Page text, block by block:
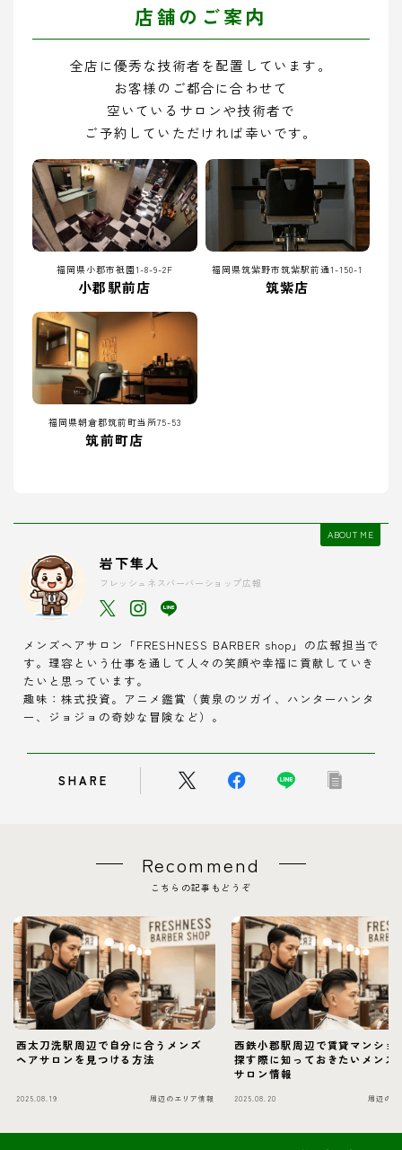
店舗のご案内
全店に優秀な技術者を配置しています。
お客様のご都合に合わせて
空いているサロンや技術者で
ご予約していただければ幸いです。
福岡県小郡市祇園1-8-9-2F
小郡駅前店
福岡県筑紫野市筑紫駅前通1-150-1
筑紫店
福岡県朝倉郡筑前町当所75-53
筑前町店
ABOUT ME
岩下隼人
フレッシュネスバーバーショップ広報
メンズヘアサロン「FRESHNESS BARBER shop」の広報担当で
す。理容という仕事を通して人々の笑顔や幸福に貢献していき
たいと思っています。
趣味：株式投資。アニメ鑑賞（黄泉のツガイ、ハンターハンタ
ー、ジョジョの奇妙な冒険など）。
SHARE
Recommend
こちらの記事もどうぞ
西太刀洗駅周辺で自分に合うメンズ
ヘアサロンを見つける方法
2025.08.19 周辺のエリア情報
西鉄小郡駅周辺で賃貸マンショ
探す際に知っておきたいメンズ
サロン情報
2025.08.20 周辺のエ